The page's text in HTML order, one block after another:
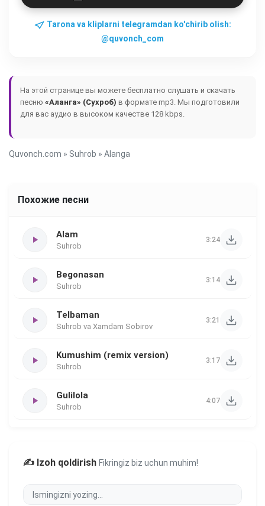
Tarona va kliplarni telegramdan ko'chirib olish:
@quvonch_com
На этой странице вы можете бесплатно слушать и скачать
песню «Аланга» (Сухроб) в формате mp3. Мы подготовили
для вас аудио в высоком качестве 128 kbps.
Quvonch.com » Suhrob » Alanga
Похожие песни
Alam
Suhrob
3:24
Begonasan
Suhrob
3:14
Telbaman
Suhrob va Xamdam Sobirov
3:21
Kumushim (remix version)
Suhrob
3:17
Gulilola
Suhrob
4:07
✍️ Izoh qoldirish Fikringiz biz uchun muhim!